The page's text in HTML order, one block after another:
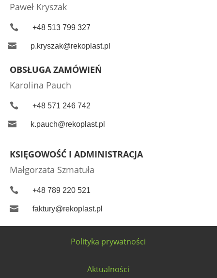
Paweł Kryszak
 +48 513 799 327
 p.kryszak@rekoplast.pl
OBSŁUGA ZAMÓWIEŃ
Karolina Pauch
 +48 571 246 742
 k.pauch@rekoplast.pl
KSIĘGOWOŚĆ I ADMINISTRACJA
Małgorzata Szmatuła
 +48 789 220 521
 faktury@rekoplast.pl
Polityka prywatności
Aktualności